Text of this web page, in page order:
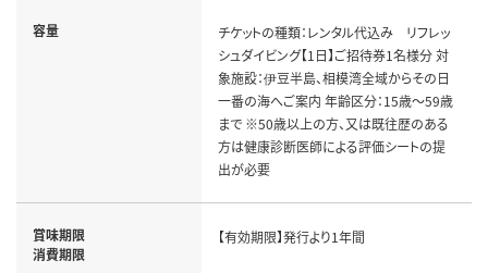
容量
チケットの種類：レンタル代込み リフレッ
シュダイビング【1日】ご招待券1名様分 対
象施設：伊豆半島、相模湾全域からその日
一番の海へご案内 年齢区分：15歳～59歳
まで ※50歳以上の方、又は既往歴のある
方は健康診断医師による評価シートの提
出が必要
賞味期限
消費期限
【有効期限】発行より1年間